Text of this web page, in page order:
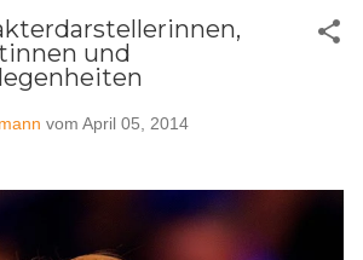
und
vom April 05, 2014